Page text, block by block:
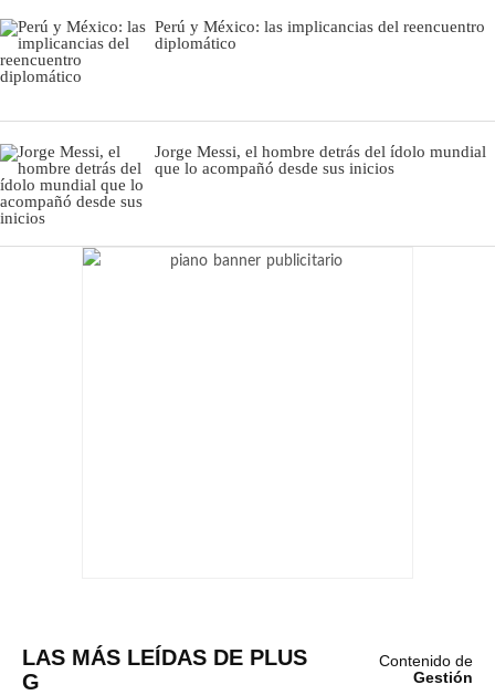
Perú y México: las implicancias del reencuentro
diplomático
Jorge Messi, el hombre detrás del ídolo mundial
que lo acompañó desde sus inicios
LAS MÁS LEÍDAS DE PLUS
G
Contenido de
Gestión